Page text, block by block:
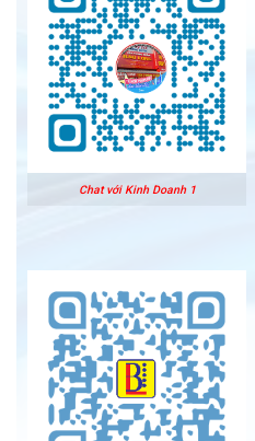
Chat với Kinh Doanh 1